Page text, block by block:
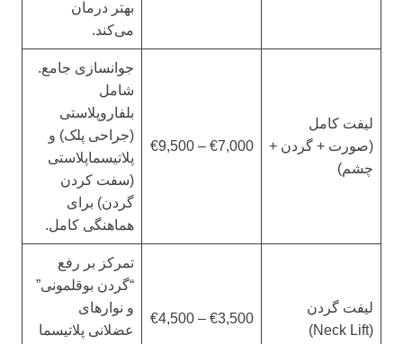
بهتر درمان
می‌کند.
لیفت کامل
(صورت + گردن +
چشم)
€7,000 – €9,500
جوانسازی جامع.
شامل
بلفاروپلاستی
(جراحی پلک) و
پلاتیسماپلاستی
(سفت کردن
گردن) برای
هماهنگی کامل.
لیفت گردن
(Neck Lift)
€3,500 – €4,500
تمرکز بر رفع
“گردن بوقلمونی”
و نوارهای
عضلانی پلاتیسما